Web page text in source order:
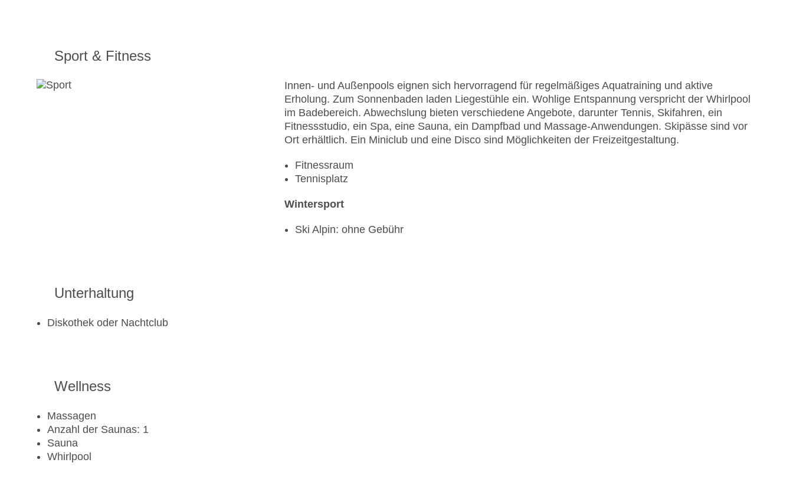
Sport & Fitness
Innen- und Außenpools eignen sich hervorragend für regelmäßiges Aquatraining und aktive
Erholung. Zum Sonnenbaden laden Liegestühle ein. Wohlige Entspannung verspricht der Whirlpool
im Badebereich. Abwechslung bieten verschiedene Angebote, darunter Tennis, Skifahren, ein
Fitnessstudio, ein Spa, eine Sauna, ein Dampfbad und Massage-Anwendungen. Skipässe sind vor
Ort erhältlich. Ein Miniclub und eine Disco sind Möglichkeiten der Freizeitgestaltung.
Fitnessraum
Tennisplatz
Wintersport
Ski Alpin: ohne Gebühr
Unterhaltung
Diskothek oder Nachtclub
Wellness
Massagen
Anzahl der Saunas: 1
Sauna
Whirlpool